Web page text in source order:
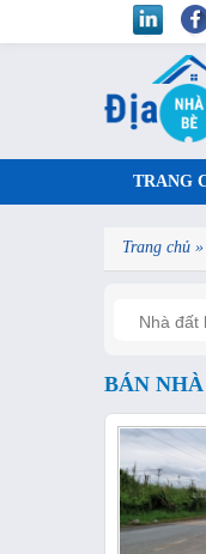
TRANG
Trang chủ »
BÁN